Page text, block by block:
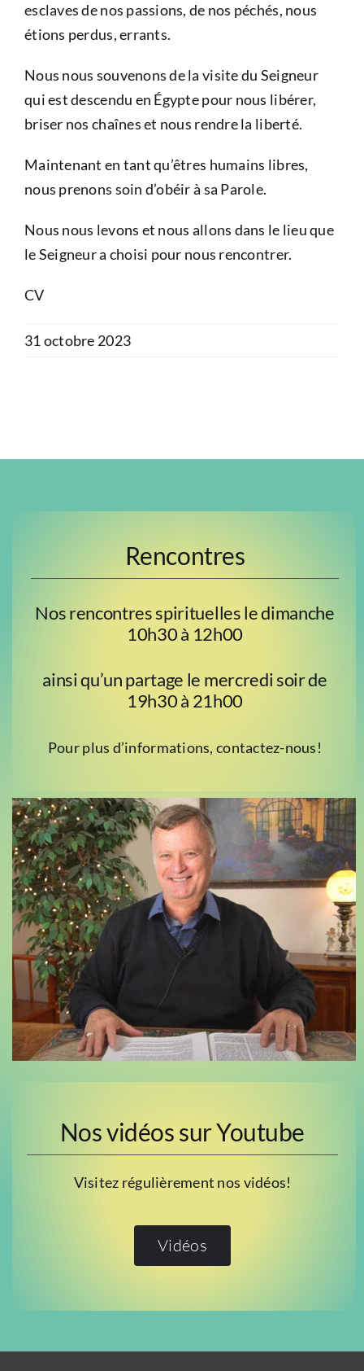
esclaves de nos passions, de nos péchés, nous
étions perdus, errants.
Nous nous souvenons de la visite du Seigneur
qui est descendu en Égypte pour nous libérer,
briser nos chaînes et nous rendre la liberté.
Maintenant en tant qu’êtres humains libres,
nous prenons soin d’obéir à sa Parole.
Nous nous levons et nous allons dans le lieu que
le Seigneur a choisi pour nous rencontrer.
CV
31 octobre 2023
Rencontres
Nos rencontres spirituelles le dimanche
10h30 à 12h00
ainsi qu’un partage le mercredi soir de
19h30 à 21h00
Pour plus d’informations, contactez-nous!
Nos vidéos sur Youtube
Visitez régulièrement nos vidéos!
Vidéos